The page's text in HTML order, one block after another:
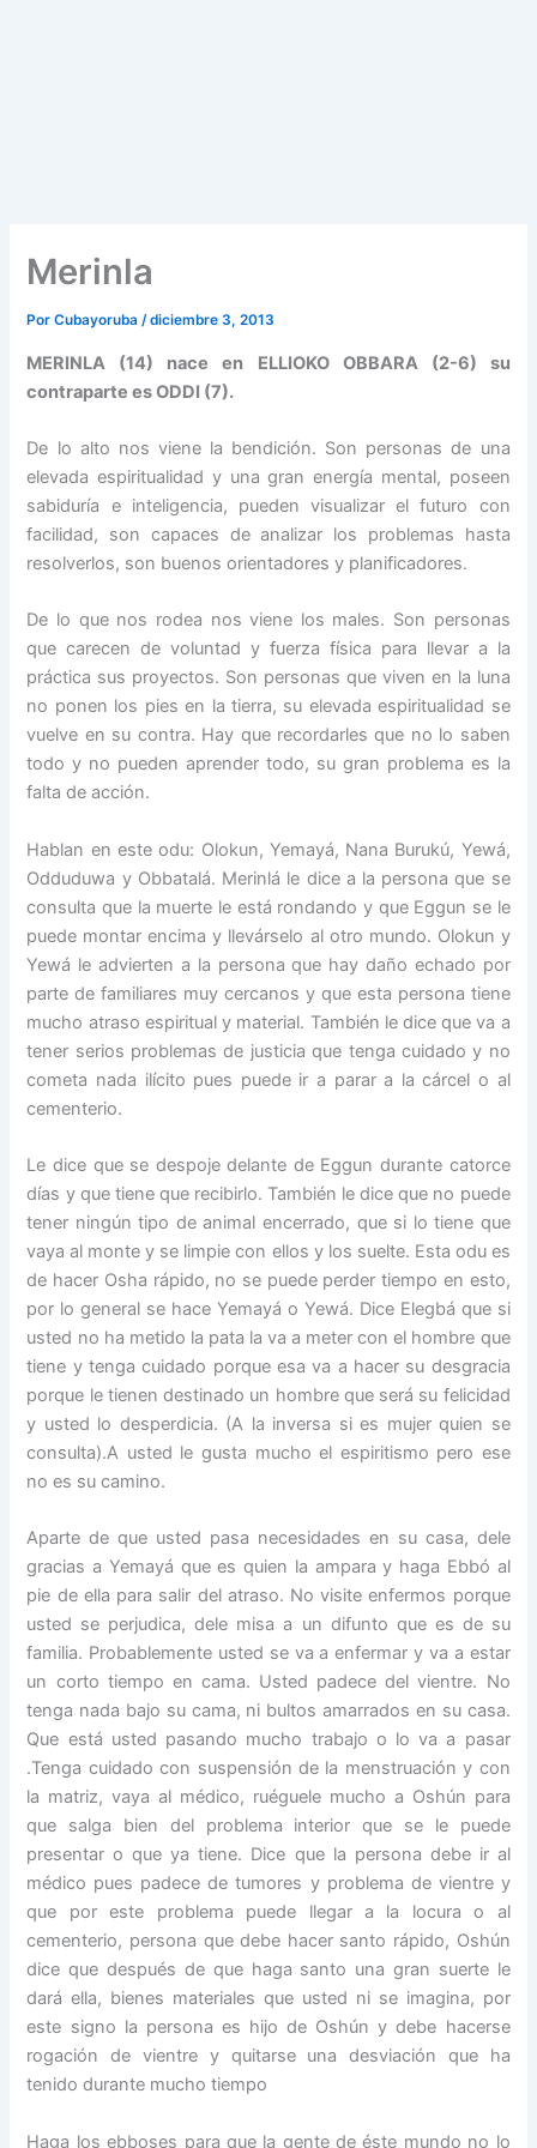
Merinla
PorCubayoruba/diciembre 3, 2013
MERINLA (14) nace en ELLIOKO OBBARA (2-6) su
contraparte es ODDI (7).
De lo alto nos viene la bendición. Son personas de una
elevada espiritualidad y una gran energía mental, poseen
sabiduría e inteligencia, pueden visualizar el futuro con
facilidad, son capaces de analizar los problemas hasta
resolverlos, son buenos orientadores y planificadores.
De lo que nos rodea nos viene los males. Son personas
que carecen de voluntad y fuerza física para llevar a la
práctica sus proyectos. Son personas que viven en la luna
no ponen los pies en la tierra, su elevada espiritualidad se
vuelve en su contra. Hay que recordarles que no lo saben
todo y no pueden aprender todo, su gran problema es la
falta de acción.
Hablan en este odu: Olokun, Yemayá, Nana Burukú, Yewá,
Odduduwa y Obbatalá. Merinlá le dice a la persona que se
consulta que la muerte le está rondando y que Eggun se le
puede montar encima y llevárselo al otro mundo. Olokun y
Yewá le advierten a la persona que hay daño echado por
parte de familiares muy cercanos y que esta persona tiene
mucho atraso espiritual y material. También le dice que va a
tener serios problemas de justicia que tenga cuidado y no
cometa nada ilícito pues puede ir a parar a la cárcel o al
cementerio.
Le dice que se despoje delante de Eggun durante catorce
días y que tiene que recibirlo. También le dice que no puede
tener ningún tipo de animal encerrado, que si lo tiene que
vaya al monte y se limpie con ellos y los suelte. Esta odu es
de hacer Osha rápido, no se puede perder tiempo en esto,
por lo general se hace Yemayá o Yewá. Dice Elegbá que si
usted no ha metido la pata la va a meter con el hombre que
tiene y tenga cuidado porque esa va a hacer su desgracia
porque le tienen destinado un hombre que será su felicidad
y usted lo desperdicia. (A la inversa si es mujer quien se
consulta).A usted le gusta mucho el espiritismo pero ese
no es su camino.
Aparte de que usted pasa necesidades en su casa, dele
gracias a Yemayá que es quien la ampara y haga Ebbó al
pie de ella para salir del atraso. No visite enfermos porque
usted se perjudica, dele misa a un difunto que es de su
familia. Probablemente usted se va a enfermar y va a estar
un corto tiempo en cama. Usted padece del vientre. No
tenga nada bajo su cama, ni bultos amarrados en su casa.
Que está usted pasando mucho trabajo o lo va a pasar
.Tenga cuidado con suspensión de la menstruación y con
la matriz, vaya al médico, ruéguele mucho a Oshún para
que salga bien del problema interior que se le puede
presentar o que ya tiene. Dice que la persona debe ir al
médico pues padece de tumores y problema de vientre y
que por este problema puede llegar a la locura o al
cementerio, persona que debe hacer santo rápido, Oshún
dice que después de que haga santo una gran suerte le
dará ella, bienes materiales que usted ni se imagina, por
este signo la persona es hijo de Oshún y debe hacerse
rogación de vientre y quitarse una desviación que ha
tenido durante mucho tiempo
Haga los ebboses para que la gente de éste mundo no lo